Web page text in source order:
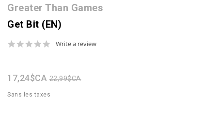
Greater Than Games
Get Bit (EN)
0.0
Write a review
17,24$CA22,99$CA
Sans les taxes